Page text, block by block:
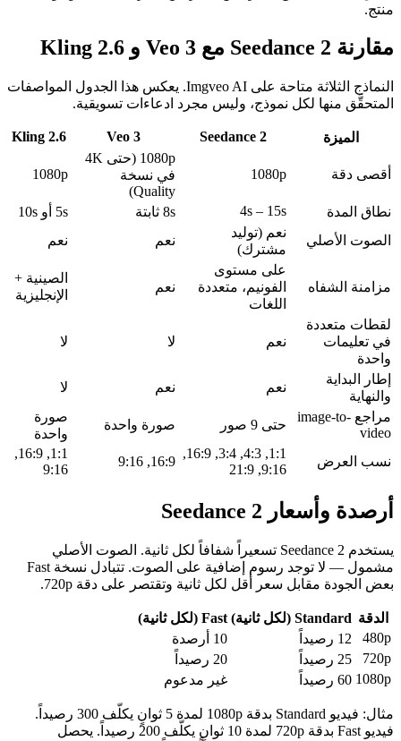
منتج.
مقارنة Seedance 2 مع Veo 3 و Kling 2.6
النماذج الثلاثة متاحة على Imgveo AI. يعكس هذا الجدول المواصفات
المتحقَّق منها لكل نموذج، وليس مجرد ادعاءات تسويقية.
الميزة Seedance 2
Veo 3
Kling 2.6
أقصى دقة 1080p
1080p (حتى 4K
في نسخة
Quality)
1080p
نطاق المدة 4s – 15s 8s ثابتة
5s أو 10s
الصوت الأصلي
نعم (توليد
مشترك)
نعم نعم
مزامنة الشفاه
على مستوى
الفونيم، متعددة
اللغات
نعم
الصينية +
الإنجليزية
لقطات متعددة
في تعليمات
واحدة
نعم لا لا
إطار البداية
والنهاية
نعم نعم
لا
مراجع image-to-
video
حتى 9 صور صورة واحدة
صورة
واحدة
نسب العرض
1:1, 4:3, 3:4, 16:9,
9:16, 21:9
16:9, 9:16
1:1, 16:9,
9:16
أرصدة وأسعار Seedance 2
يستخدم Seedance 2 تسعيراً شفافاً لكل ثانية. الصوت الأصلي
مشمول — لا توجد رسوم إضافية على الصوت. تتبادل نسخة Fast
بعض الجودة مقابل سعر أقل لكل ثانية وتقتصر على دقة 720p.
الدقة Standard (لكل ثانية)
Fast (لكل ثانية)
480p
12 رصيداً
10 أرصدة
720p
25 رصيداً
20 رصيداً
1080p 60 رصيداً غير مدعوم
مثال: فيديو Standard بدقة 1080p لمدة 5 ثوانٍ يكلّف 300 رصيداً.
فيديو Fast بدقة 720p لمدة 10 ثوانٍ يكلّف 200 رصيداً. يحصل